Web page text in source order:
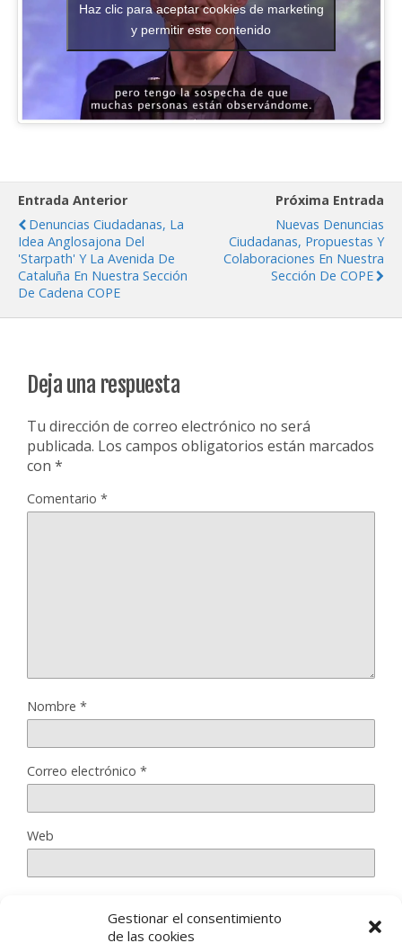
Gestionar el consentimiento
de las cookies
Haz clic para aceptar cookies de marketing
y permitir este contenido
Entrada Anterior
Denuncias Ciudadanas, La
Idea Anglosajona Del
'Starpath' Y La Avenida De
Cataluña En Nuestra Sección
De Cadena COPE
Próxima Entrada
Nuevas Denuncias
Ciudadanas, Propuestas Y
Colaboraciones En Nuestra
Sección De COPE
Deja una respuesta
Tu dirección de correo electrónico no será
publicada. Los campos obligatorios están marcados
con *
Comentario *
Nombre *
Correo electrónico *
Web
Guarda mi nombre, correo electrónico y web en este
navegador para la próxima vez que comente.